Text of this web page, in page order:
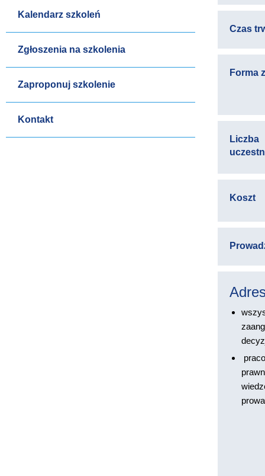
Kalendarz szkoleń
Zgłoszenia na szkolenia
Zaproponuj szkolenie
Kontakt
Czas
Forma
Liczba
Koszt